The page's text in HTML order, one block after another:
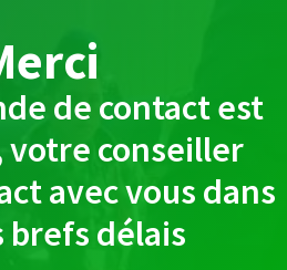
de contact est
votre conseiller
avec vous dans
brefs délais